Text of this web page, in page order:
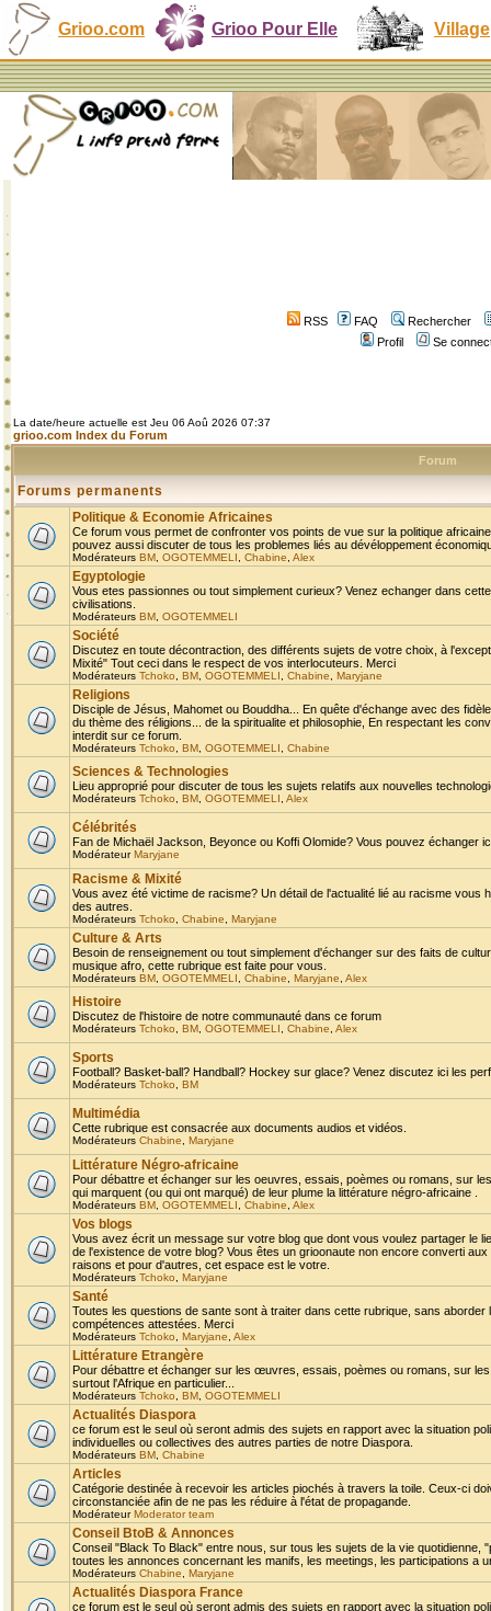
Grioo.com Grioo Pour Elle Village
RSS FAQ
Rechercher
Profil
Se
La date/heure actuelle est Jeu 06 Aoû 2026 07:37
grioo.com Index du Forum
Forum
Forums permanents
Politique & Economie Africaines
Ce forum vous permet de confronter vos points de vue sur la politique
pouvez aussi discuter de tous les problemes liés au dévéloppement
Modérateurs BM OGOTEMMELI Chabine Alex
Egyptologie
Vous etes passionnes ou tout simplement curieux? Venez echanger dans
civilisations.
Modérateurs BM OGOTEMMELI
Société
Discutez en toute décontraction, des différents sujets de votre choix, à
Mixité" Tout ceci dans le respect de vos interlocuteurs. Merci
Modérateurs Tchoko BM OGOTEMMELI Chabine Maryjane
Religions
Disciple de Jésus, Mahomet ou Bouddha... En quête d'échange avec des
du thème des réligions... de la spiritualite et philosophie, En respectant les
interdit sur ce forum.
Modérateurs Tchoko BM OGOTEMMELI Chabine
Sciences & Technologies
Lieu approprié pour discuter de tous les sujets relatifs aux nouvelles
Modérateurs Tchoko BM OGOTEMMELI Alex
Célébrités
Fan de Michaël Jackson, Beyonce ou Koffi Olomide? Vous pouvez échanger
ModérateurMaryjane
Racisme & Mixité
Vous avez été victime de racisme? Un détail de l'actualité lié au racisme
des autres.
Modérateurs Tchoko Chabine Maryjane
Culture & Arts
Besoin de renseignement ou tout simplement d'échanger sur des faits de
musique afro, cette rubrique est faite pour vous.
Modérateurs BM OGOTEMMELI Chabine Maryjane Alex
Histoire
Discutez de l'histoire de notre communauté dans ce forum
Modérateurs Tchoko BM OGOTEMMELI Chabine Alex
Sports
Football? Basket-ball? Handball? Hockey sur glace? Venez discutez ici les
Modérateurs Tchoko BM
Multimédia
Cette rubrique est consacrée aux documents audios et vidéos.
Modérateurs Chabine Maryjane
Littérature Négro-africaine
Pour débattre et échanger sur les oeuvres, essais, poèmes ou romans, sur
qui marquent (ou qui ont marqué) de leur plume la littérature négro-africaine .
Modérateurs BM OGOTEMMELI Chabine Alex
Vos blogs
Vous avez écrit un message sur votre blog que dont vous voulez partager le
de l'existence de votre blog? Vous êtes un grioonaute non encore converti
raisons et pour d'autres, cet espace est le votre.
Modérateurs Tchoko Maryjane
Santé
Toutes les questions de sante sont à traiter dans cette rubrique, sans
compétences attestées. Merci
Modérateurs Tchoko Maryjane Alex
Littérature Etrangère
Pour débattre et échanger sur les œuvres, essais, poèmes ou romans, sur
surtout l'Afrique en particulier...
Modérateurs Tchoko BM OGOTEMMELI
Actualités Diaspora
ce forum est le seul où seront admis des sujets en rapport avec la situation
individuelles ou collectives des autres parties de notre Diaspora.
Modérateurs BM Chabine
Articles
Catégorie destinée à recevoir les articles piochés à travers la toile. Ceux-ci
circonstanciée afin de ne pas les réduire à l'état de propagande.
ModérateurModerator team
Conseil BtoB & Annonces
Conseil "Black To Black" entre nous, sur tous les sujets de la vie
toutes les annonces concernant les manifs, les meetings, les participations a
Modérateurs Chabine Maryjane
Actualités Diaspora France
ce forum est le seul où seront admis des sujets en rapport avec la situation